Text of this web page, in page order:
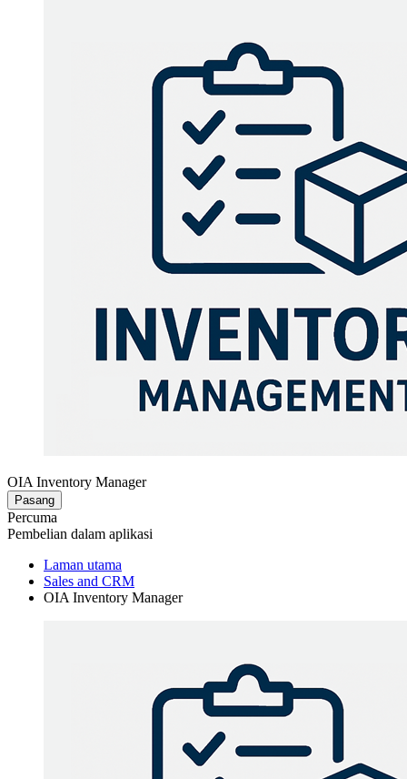
OIA Inventory Manager
Pasang
Percuma
Pembelian dalam aplikasi
Laman utama
Sales and CRM
OIA Inventory Manager